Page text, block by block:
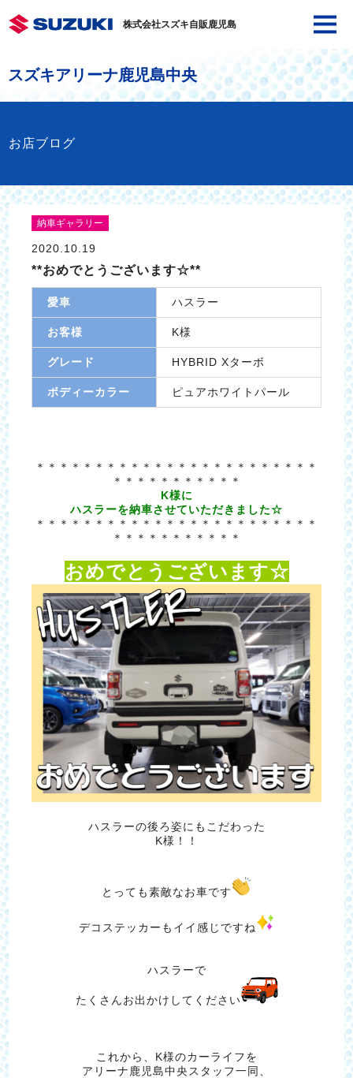
株式会社スズキ自販鹿児島
スズキアリーナ鹿児島中央
お店ブログ
納車ギャラリー
2020.10.19
**おめでとうございます☆**
愛車 ハスラー
お客様 K様
グレード HYBRID Xターボ
ボディーカラー ピュアホワイトパール
＊＊＊＊＊＊＊＊＊＊＊＊＊＊＊＊＊＊＊＊＊＊＊＊
＊＊＊＊＊＊＊＊＊＊＊
K様に
ハスラーを納車させていただきました☆
＊＊＊＊＊＊＊＊＊＊＊＊＊＊＊＊＊＊＊＊＊＊＊＊
＊＊＊＊＊＊＊＊＊＊＊
おめでとうございます☆
ハスラーの後ろ姿にもこだわった
K様！！
とっても素敵なお車です
デコステッカーもイイ感じですね
ハスラーで
たくさんお出かけしてください
これから、K様のカーライフを
アリーナ鹿児島中央スタッフ一同、